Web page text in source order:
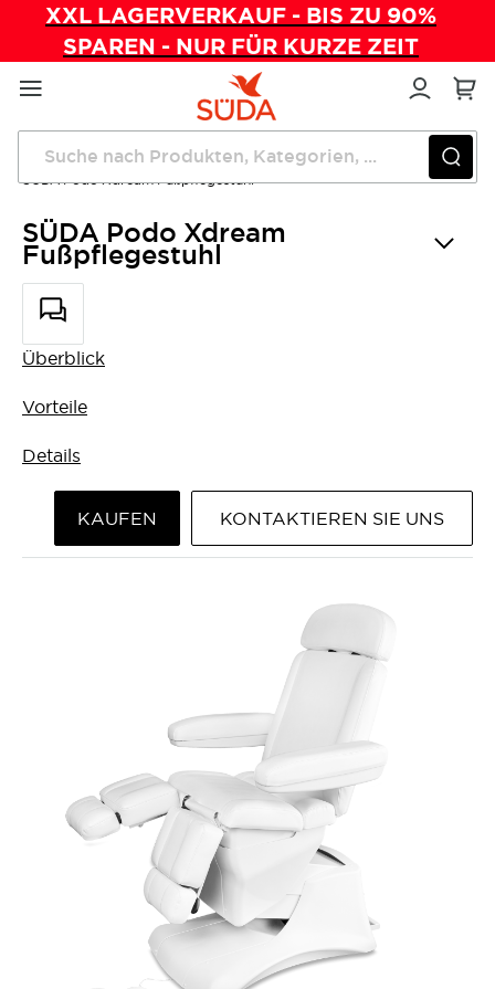
XXL LAGERVERKAUF - BIS ZU 90%
SPAREN - NUR FÜR KURZE ZEIT
Direkt
zum
Inhalt
Startseite
Fußpflegestühle
SÜDA Podo Xdream Fußpflegestuhl
SÜDA Podo Xdream
Fußpflegestuhl
Überblick
Vorteile
Details
KAUFEN KONTAKTIEREN SIE UNS